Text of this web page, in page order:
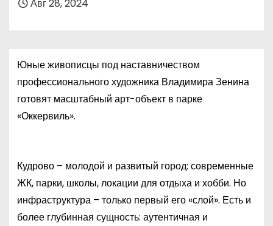
Авг 28, 2024
Юные живописцы под наставничеством
профессионального художника Владимира Зенина
готовят масштабный арт-объект в парке
«Оккервиль».
Кудрово – молодой и развитый город: современные
ЖК, парки, школы, локации для отдыха и хобби. Но
инфраструктура – только первый его «слой». Есть и
более глубинная сущность: аутентичная и